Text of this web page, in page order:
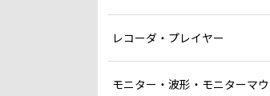
レコーダ・プレイヤー
モニター・波形・モニターマ